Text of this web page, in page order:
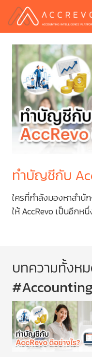
ทำบัญชีกับ
ใครที่กำลังมองหาสำ
ให้ AccRevo เป็นอีกห
บทความทั้งห